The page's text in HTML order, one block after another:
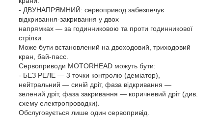
- ДВУНАПРЯМНИЙ: сервопривод забезпечує
відкривання-закривання у двох
напрямках — за годинниковою та проти годинникової
стрілки.
Може бути встановлений на двоходовий, триходовий
кран, бай-пасс.
Сервоприводи MOTORHEAD можуть бути:
- БЕЗ РЕЛЕ — 3 точки контролю (деміатор),
нейтральний — синій дріт, фаза відкривання —
зелений дріт, фаза закривання — коричневий дріт (див.
схему електропроводки).
Обслуговується лише один сервопривід.